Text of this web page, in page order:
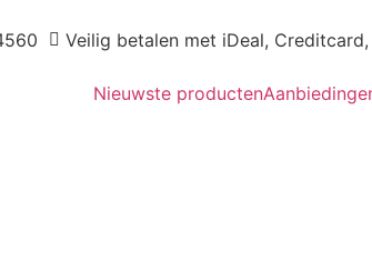
Veilig betalen met iDeal,
Nieuwste producten